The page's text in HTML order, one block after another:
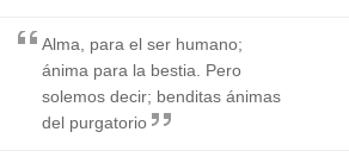
Alma, para el ser humano;
ánima para la bestia. Pero
solemos decir; benditas ánimas
del purgatorio